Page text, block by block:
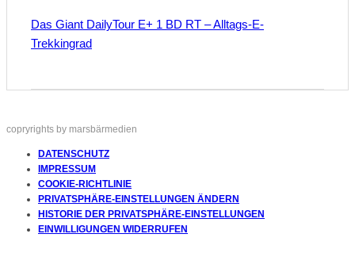
Das Giant DailyTour E+ 1 BD RT – Alltags-E-
Trekkingrad
copryrights by marsbärmedien
DATENSCHUTZ
IMPRESSUM
COOKIE-RICHTLINIE
PRIVATSPHÄRE-EINSTELLUNGEN ÄNDERN
HISTORIE DER PRIVATSPHÄRE-EINSTELLUNGEN
EINWILLIGUNGEN WIDERRUFEN